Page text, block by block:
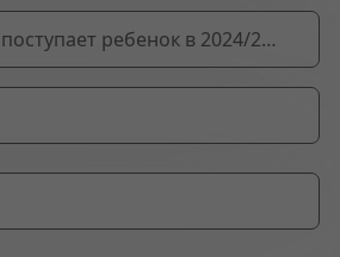
Класс, в который поступает ребенок в 2024/2025 учебном году